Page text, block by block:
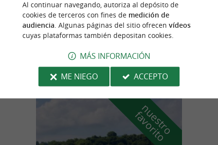
Musée de Guéthary
Guéthary
n
u
e
s
t
r
o
f
a
v
o
r
i
t
o
Al continuar navegando, autoriza al depósito de
cookies de terceros con fines de medición de
audiencia. Algunas páginas del sitio ofrecen vídeos
cuyas plataformas también depositan cookies.
MÁS INFORMACIÓN
ME NIEGO
ACCEPTO